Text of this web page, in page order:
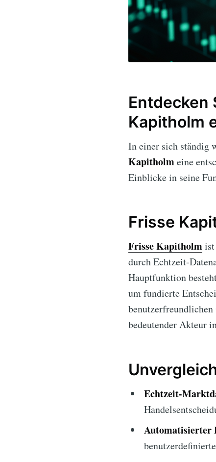
Entdecken
Kapitholm
In einer sich ständig
Kapitholmeine
Einblicke in seine
Frisse
Frisse Kapitholm
durch Echtzeit-
Hauptfunktion
um fundierte
bedeutender Akteur
Echtzeit-
Automatisierter